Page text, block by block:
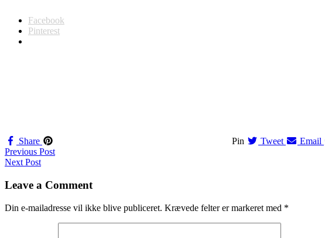
Facebook
Pinterest
Share Pin Tweet Email
Navigation
til
indlæg
Previous Post
Next Post
Leave a Comment
Din e-mailadresse vil ikke blive publiceret. Krævede felter er markeret med *